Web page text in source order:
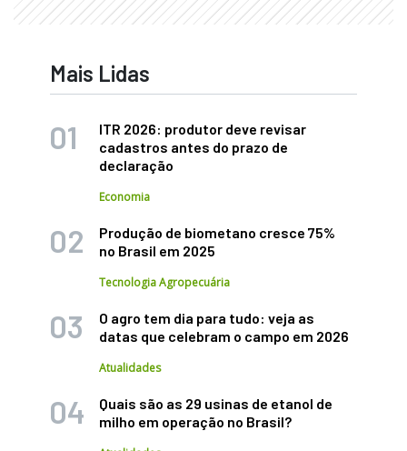
Mais Lidas
ITR 2026: produtor deve revisar
cadastros antes do prazo de
declaração
Economia
Produção de biometano cresce 75%
no Brasil em 2025
Tecnologia Agropecuária
O agro tem dia para tudo: veja as
datas que celebram o campo em 2026
Atualidades
Quais são as 29 usinas de etanol de
milho em operação no Brasil?